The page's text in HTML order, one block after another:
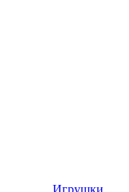
Игрушки